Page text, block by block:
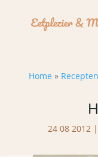
Home » Recepten
24 08 2012|